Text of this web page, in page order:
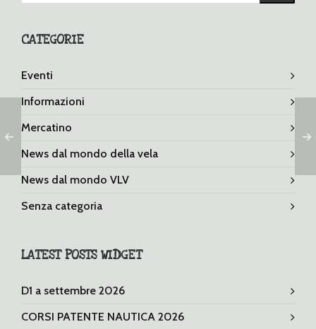
CATEGORIE
Eventi
Informazioni
Mercatino
News dal mondo della vela
News dal mondo VLV
Senza categoria
LATEST POSTS WIDGET
D1 a settembre 2026
CORSI PATENTE NAUTICA 2026